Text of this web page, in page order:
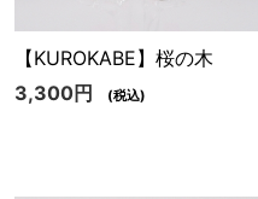
【KUROKABE】桜の木
3,300円
(税込)